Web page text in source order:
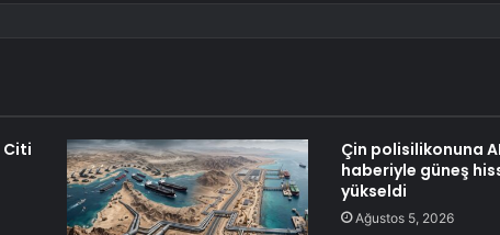
Citi
Çin polisilikonuna
haberiyle güneş
yükseldi
Ağustos 5, 2026